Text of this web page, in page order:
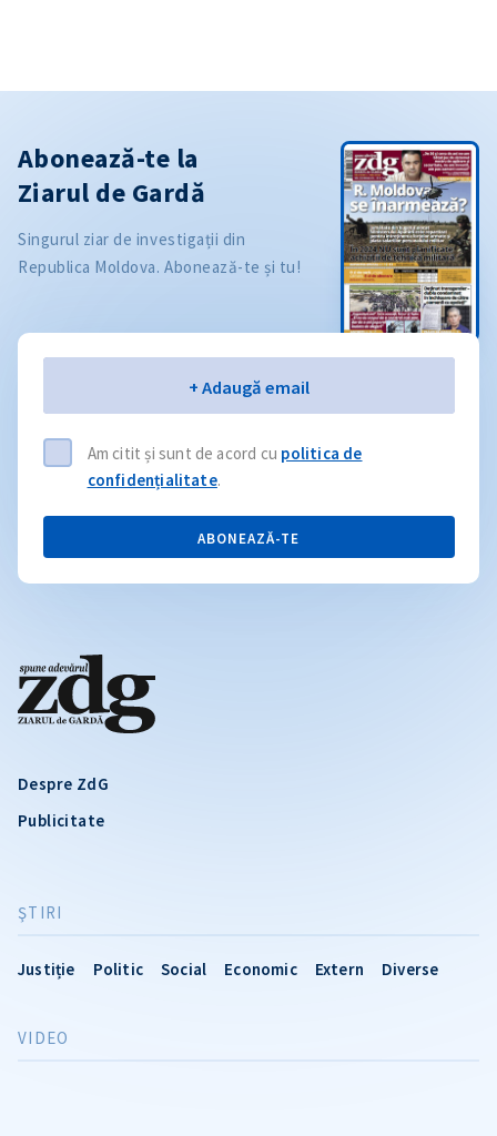
Despre ZdG
Publicitate
ŞTIRI
Justiție Politic Social Economic Extern Diverse
VIDEO
Abonează-te la
Ziarul de Gardă
Singurul ziar de investigații din
Republica Moldova. Abonează-te și tu!
+ Adaugă email
Am citit și sunt de acord cu politica de
confidențialitate.
ABONEAZĂ-TE